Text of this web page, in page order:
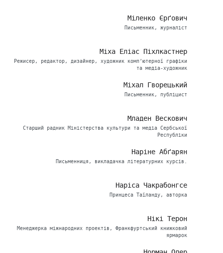
Міленко Єрґович
Письменник, журналіст
Міха Еліас Піхлкастнер
Режисер, редактор, дизайнер, художник комп’ютерної графіки
та медіа-художник
Міхал Гворецький
Письменник, публіцист
Младен Вескович
Старший радник Міністерства культури та медіа Сербської
Республіки
Наріне Абґарян
Письменниця, викладачка літературних курсів.
Наріса Чакрабонгсе
Принцеса Таїланду, авторка
Нікі Терон
Менеджерка міжнародних проектів, Франкфуртський книжковий
ярмарок